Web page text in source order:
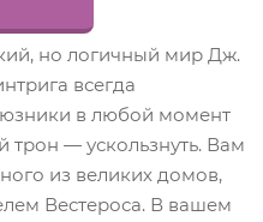
но логичный мир Дж.
всегда
в любой момент
трон — ускользнуть. Вам
из великих домов,
Вестероса. В вашем